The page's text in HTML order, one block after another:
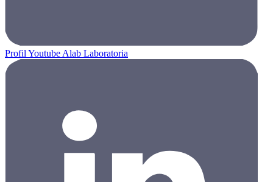
Profil Youtube Alab Laboratoria